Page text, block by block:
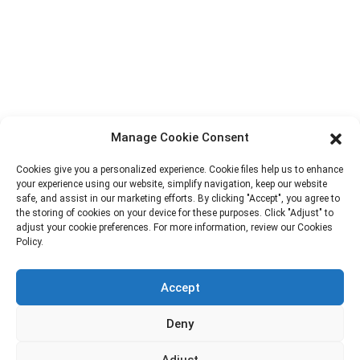
babagan rencana.
Hubungi Kami
Manage Cookie Consent
Cookies give you a personalized experience. Cookie files help us to enhance
your experience using our website, simplify navigation, keep our website
safe, and assist in our marketing efforts. By clicking "Accept", you agree to
the storing of cookies on your device for these purposes. Click "Adjust" to
adjust your cookie preferences. For more information, review our Cookies
Policy.
Accept
Deny